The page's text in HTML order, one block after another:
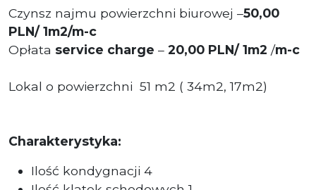
Czynsz najmu powierzchni biurowej –50,00
PLN/ 1m2/m-c
Opłata service charge – 20,00 PLN/ 1m2 /m-c
Lokal o powierzchni 51 m2 ( 34m2, 17m2)
Charakterystyka:
Ilość kondygnacji 4